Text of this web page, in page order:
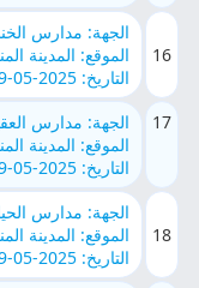
16
الجهة: مدارس
الموقع: المدينة
التاريخ: 2025-05-09
17
الجهة: مدارس
الموقع: المدينة
التاريخ: 2025-05-09
18
الجهة: مدارس
الموقع: المدينة
التاريخ: 2025-05-09